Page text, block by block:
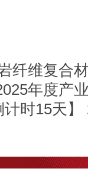
纤维复合
年度产
计时15天